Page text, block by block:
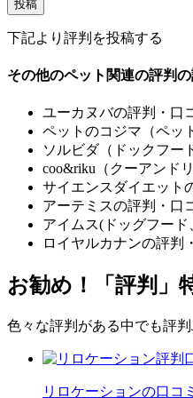
下記より評判を投稿する
その他のペット関連の評判の
ユーカヌバの評判・口
ペットのコジマ（ペッ
ソルビダ（ドックフー
coo&riku（クーアンド
サイエンスダイエット
アーテミスの評判・口
アイムス(ドッグフー
ロイヤルカナンの評判
お勧め！「評判」
色々な評判がある中でも評
リロケーションの口コ